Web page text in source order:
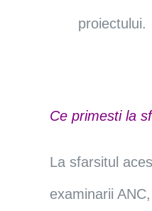
proiectului.
Ce primesti la
La sfarsitul
examinarii